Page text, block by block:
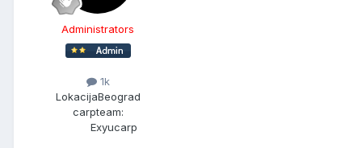
Administrators
1k
LokacijaBeograd
carpteam:
Exyucarp